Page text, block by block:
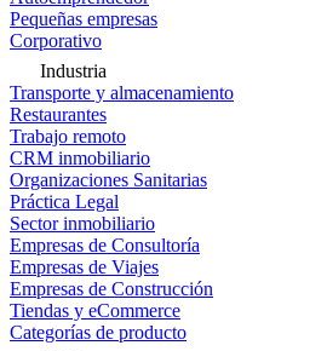
Pequeñas empresas
Corporativo
Industria
Transporte y almacenamiento
Restaurantes
Trabajo remoto
CRM inmobiliario
Organizaciones Sanitarias
Práctica Legal
Sector inmobiliario
Empresas de Consultoría
Empresas de Viajes
Empresas de Construcción
Tiendas y eCommerce
Categorías de producto